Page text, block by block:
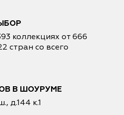
коллекциях от 666
стран со всего
В ШОУРУМЕ
д.144 к.1